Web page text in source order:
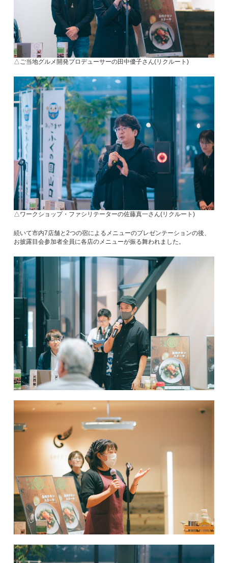
△ご当地グルメ開発プロデューサーの田中優子さん(リクルート)
△ワークショップ・ファシリテーターの佐藤真一さん(リクルート)
続いて市内7店舗と2つの宿によるメニューのプレゼンテーションの後、
お披露目会参加者全員に各店のメニューが振る舞われました。